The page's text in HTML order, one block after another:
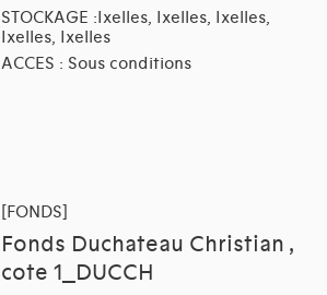
STOCKAGE :Ixelles, Ixelles, Ixelles,
Ixelles, Ixelles
ACCES : Sous conditions
[FONDS]
Fonds Duchateau Christian ,
cote 1_DUCCH